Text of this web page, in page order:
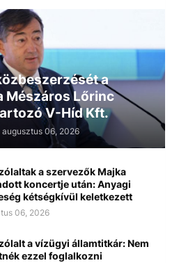
a
Mészáros Lőrinc
V-Híd Kft.
augusztus 06, 2026
a szervezők Majka
koncertje után: Anyagi
kétségkívül keletkezett
06, 2026
a vízügyi államtitkár: Nem
ezzel foglalkozni